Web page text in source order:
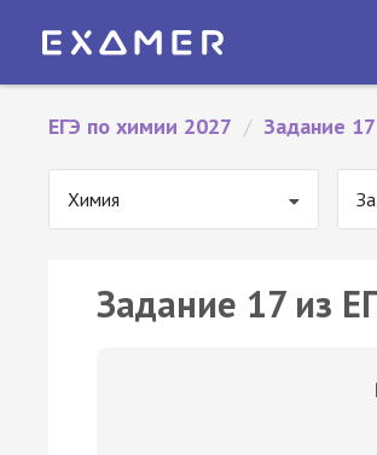
ЕГЭ по химии 2027 / Задание 17
Химия
Задание 17 из